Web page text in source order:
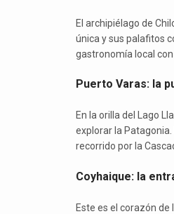
El archipiélago de
única y sus palafitos
gastronomía local
Puerto Varas: la
En la orilla del Lago
explorar la
recorrido por la
Coyhaique: la
Este es el corazón